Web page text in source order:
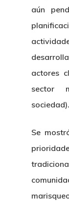
aún
actores
sector
sociedad).
Se